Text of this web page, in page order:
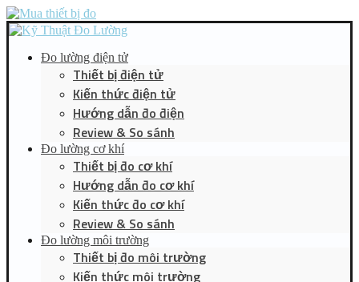
Đo lường điện tử
Thiết bị điện tử
Kiến thức điện tử
Hướng dẫn đo điện
Review & So sánh
Đo lường cơ khí
Thiết bị đo cơ khí
Hướng dẫn đo cơ khí
Kiến thức đo cơ khí
Review & So sánh
Đo lường môi trường
Thiết bị đo môi trường
Kiến thức môi trường